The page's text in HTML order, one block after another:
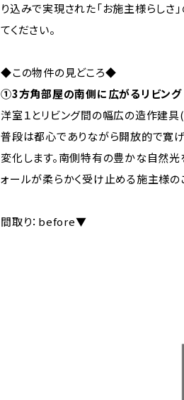
り込みで実現された「お施主様らしさ
てください。
◆この物件の見どころ◆
①3方角部屋の南側に広がるリビング
洋室１とリビング間の幅広の造作建具
普段は都心でありながら開放的で寛
変化します。南側特有の豊かな自然光
ォールが柔らかく受け止める施主様の
間取り：before▼